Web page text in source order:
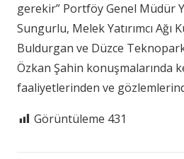
gerekir” Portföy Genel Müdür
Sungurlu, Melek Yatırımcı Ağı
Buldurgan ve Düzce
Özkan Şahin konuşmalarında
faaliyetlerinden ve
Görüntüleme 431